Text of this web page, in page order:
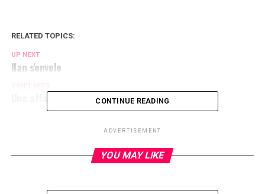
RELATED TOPICS:
UP NEXT
Ilan s'envole
Une affaire de familleCONTINUE READING
ADVERTISEMENT
YOU MAY LIKE